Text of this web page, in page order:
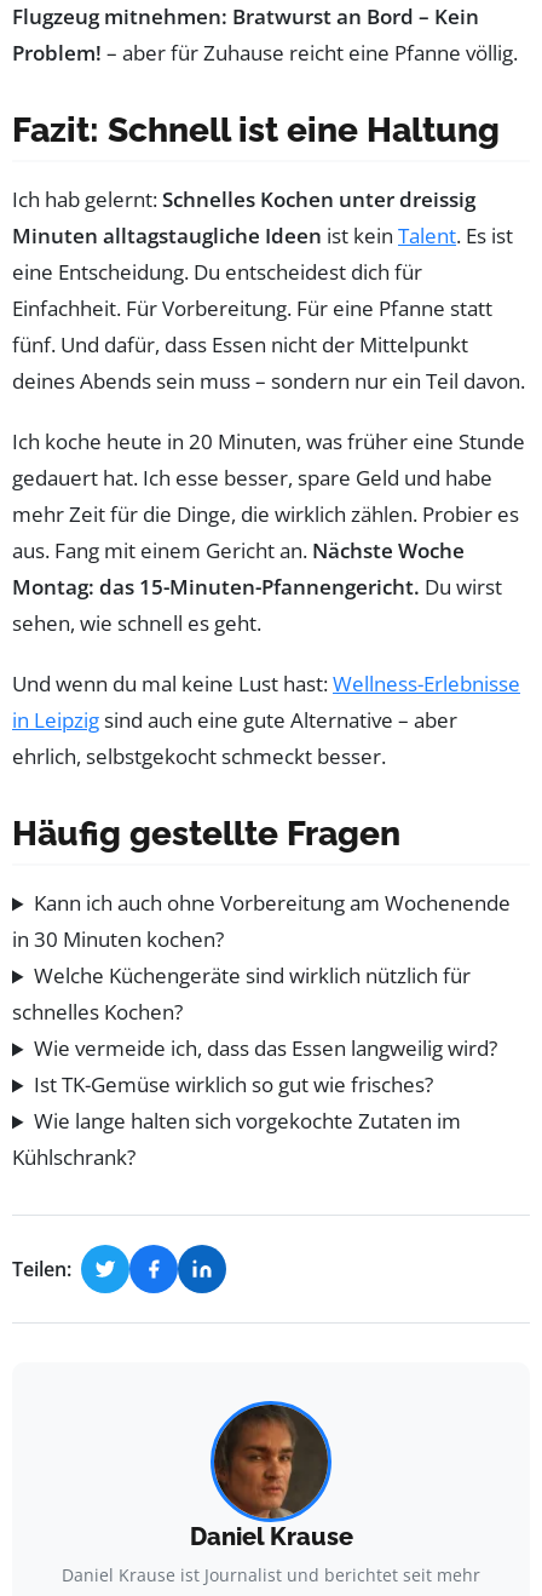
Flugzeug mitnehmen: Bratwurst an Bord – Kein
Problem! – aber für Zuhause reicht eine Pfanne völlig.
Fazit: Schnell ist eine Haltung
Ich hab gelernt:Schnelles Kochen unter dreissig
Minuten alltagstaugliche Ideen ist kein Talent. Es ist
eine Entscheidung. Du entscheidest dich für
Einfachheit. Für Vorbereitung. Für eine Pfanne statt
fünf. Und dafür, dass Essen nicht der Mittelpunkt
deines Abends sein muss – sondern nur ein Teil davon.
Ich koche heute in 20 Minuten, was früher eine Stunde
gedauert hat. Ich esse besser, spare Geld und habe
mehr Zeit für die Dinge, die wirklich zählen. Probier es
aus. Fang mit einem Gericht an. Nächste Woche
Montag: das 15-Minuten-Pfannengericht. Du wirst
sehen, wie schnell es geht.
Und wenn du mal keine Lust hast:Wellness-Erlebnisse
in Leipzigsind auch eine gute Alternative – aber
ehrlich, selbstgekocht schmeckt besser.
Häufig gestellte Fragen
Kann ich auch ohne Vorbereitung am Wochenende
in 30 Minuten kochen?
Welche Küchengeräte sind wirklich nützlich für
schnelles Kochen?
Wie vermeide ich, dass das Essen langweilig wird?
Ist TK-Gemüse wirklich so gut wie frisches?
Wie lange halten sich vorgekochte Zutaten im
Kühlschrank?
Teilen:
Daniel Krause
Daniel Krause ist Journalist und berichtet seit mehr